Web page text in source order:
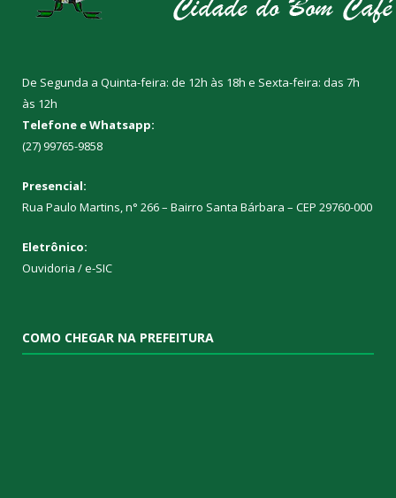
De Segunda a Quinta-feira: de 12h às 18h e Sexta-feira: das 7h
às 12h
Telefone e Whatsapp:
(27) 99765-9858
Presencial:
Rua Paulo Martins, n° 266 – Bairro Santa Bárbara – CEP 29760-000
Eletrônico:
Ouvidoria /e-SIC
COMO CHEGAR NA PREFEITURA